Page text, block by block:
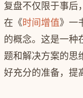
复盘不仅限于事后
在《时间增值》一
的概念。这是一种
题和解决方案的思
好充分的准备，提